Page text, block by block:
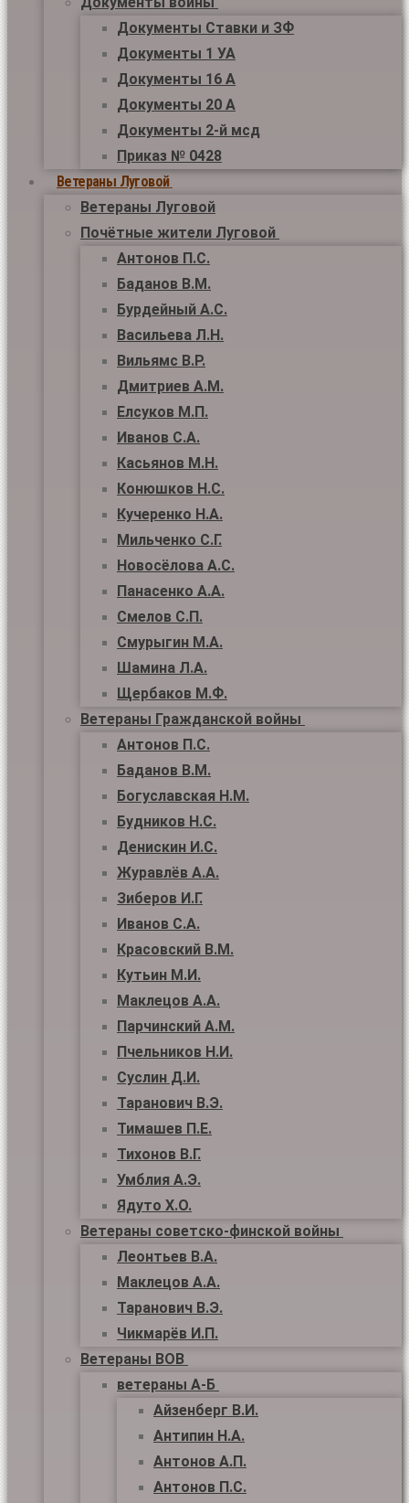
Документы Ставки и ЗФ
Документы 1 УА
Документы 16 А
Документы 20 А
Документы 2-й мсд
Приказ № 0428
Ветераны Луговой
Ветераны Луговой
Почётные жители Луговой
Антонов П.С.
Баданов В.М.
Бурдейный А.С.
Васильева Л.Н.
Вильямс В.Р.
Дмитриев А.М.
Елсуков М.П.
Иванов С.А.
Касьянов М.Н.
Конюшков Н.С.
Кучеренко Н.А.
Мильченко С.Г.
Новосёлова А.С.
Панасенко А.А.
Смелов С.П.
Смурыгин М.А.
Шамина Л.А.
Щербаков М.Ф.
Ветераны Гражданской войны
Антонов П.С.
Баданов В.М.
Богуславская Н.М.
Будников Н.С.
Денискин И.С.
Журавлёв А.А.
Зиберов И.Г.
Иванов С.А.
Красовский В.М.
Кутьин М.И.
Маклецов А.А.
Парчинский А.М.
Пчельников Н.И.
Суслин Д.И.
Таранович В.Э.
Тимашев П.Е.
Тихонов В.Г.
Умблия А.Э.
Ядуто Х.О.
Ветераны советско-финской войны
Леонтьев В.А.
Маклецов А.А.
Таранович В.Э.
Чикмарёв И.П.
Ветераны ВОВ
ветераны А-Б
Айзенберг В.И.
Антипин Н.А.
Антонов А.П.
Антонов П.С.